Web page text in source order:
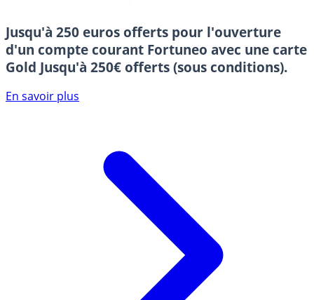
Jusqu'à 250 euros offerts pour l'ouverture
d'un compte courant Fortuneo avec une carte
Gold Jusqu'à 250€ offerts (sous conditions).
En savoir plus